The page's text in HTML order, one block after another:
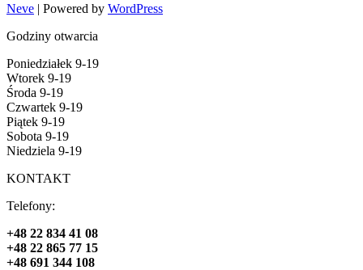
Neve | Powered by WordPress
Godziny otwarcia
Poniedziałek 9-19
Wtorek 9-19
Środa 9-19
Czwartek 9-19
Piątek 9-19
Sobota 9-19
Niedziela 9-19
KONTAKT
Telefony:
+48 22 834 41 08
+48 22 865 77 15
+48 691 344 108